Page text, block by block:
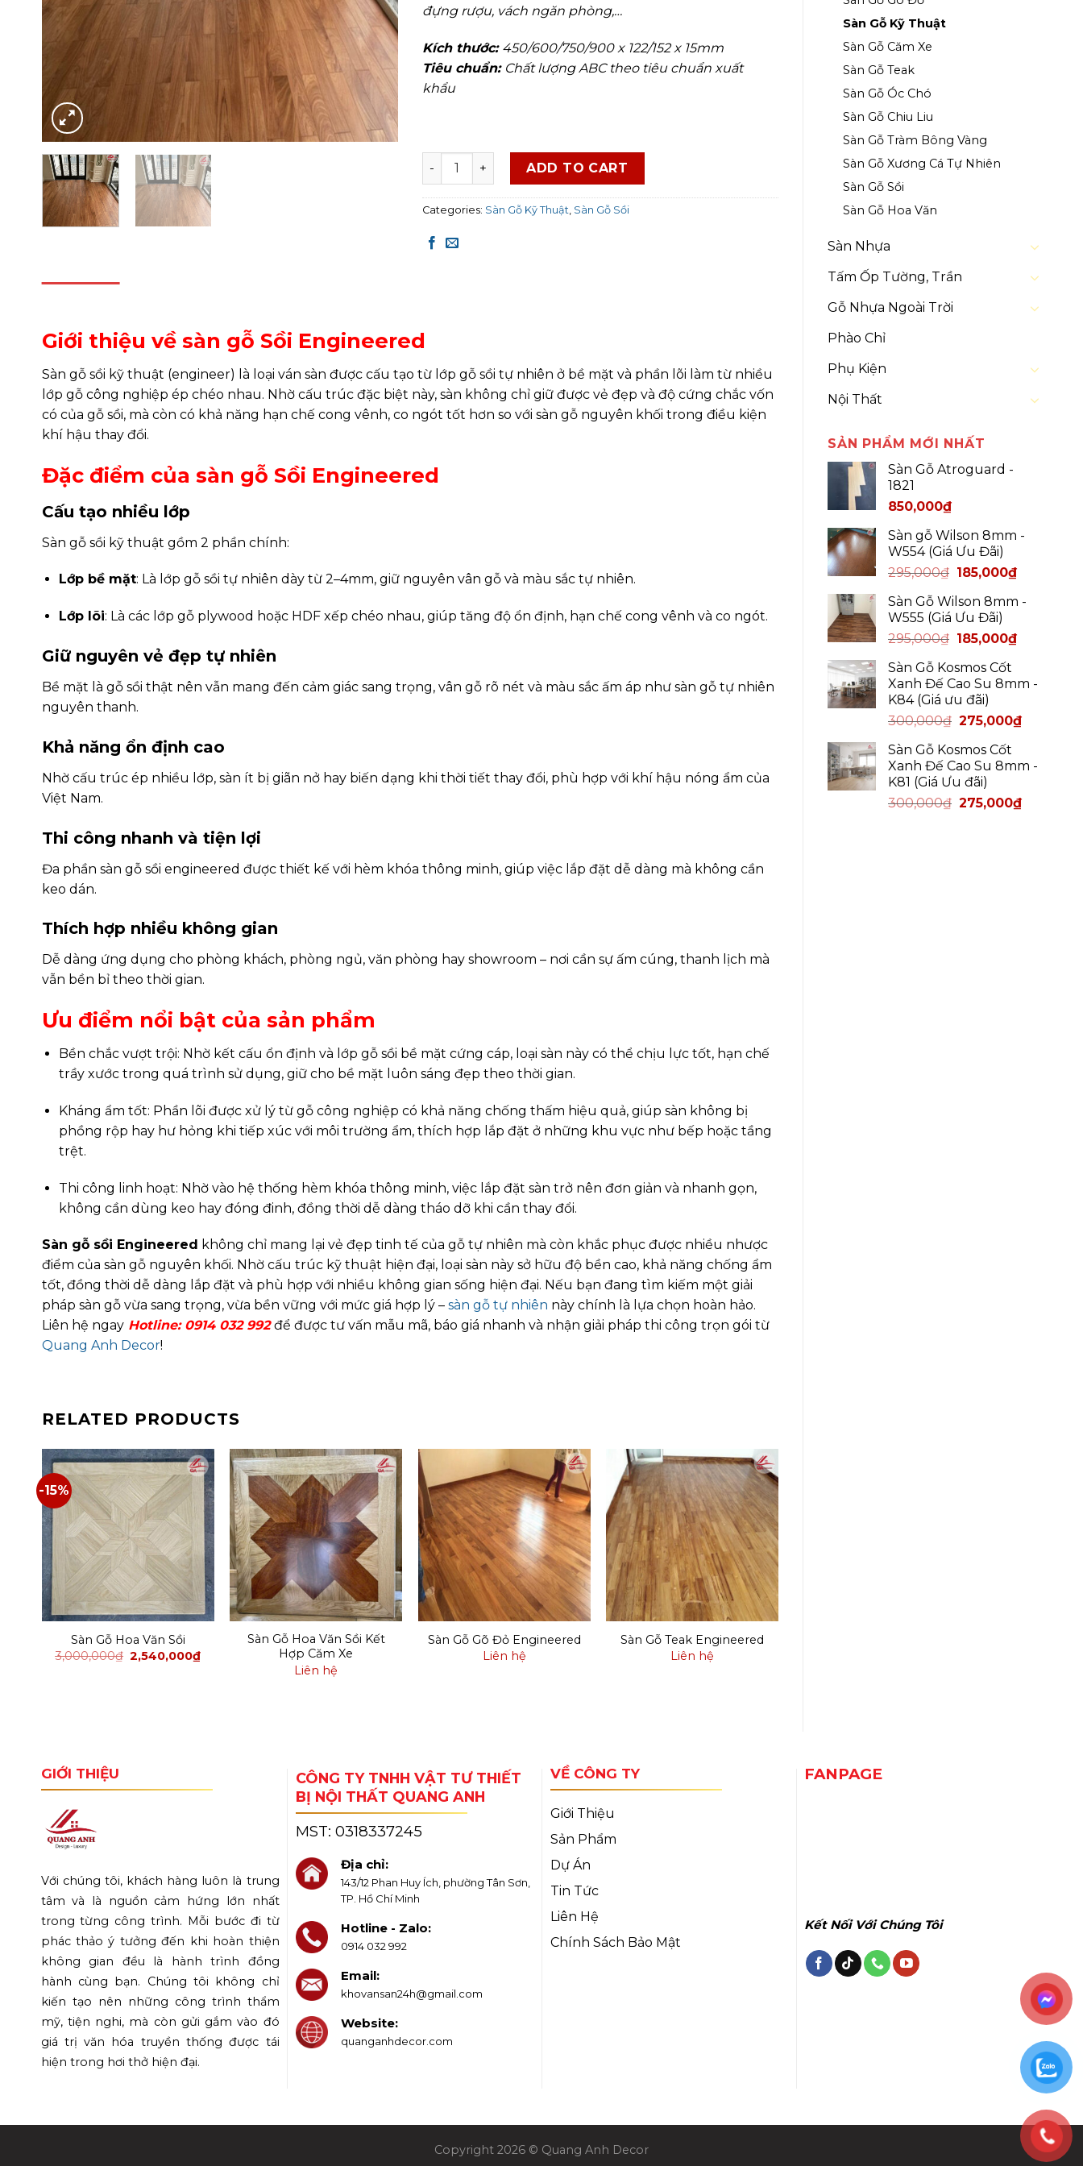
Sàn Gỗ Kỹ Thuật
Sàn Gỗ Căm Xe
Sàn Gỗ Teak
Sàn Gỗ Óc Chó
Sàn Gỗ Chiu Liu
Sàn Gỗ Tràm Bông Vàng
Sàn Gỗ Xương Cá Tự Nhiên
Sàn Gỗ Sồi
Sàn Gỗ Hoa Văn
Sàn Nhựa
Tấm Ốp Tường, Trần
Gỗ Nhựa Ngoài Trời
Phào Chỉ
Phụ Kiện
Nội Thất
SẢN PHẨM MỚI NHẤT
Sàn Gỗ Atroguard -
1821
850,000₫
Sàn gỗ Wilson 8mm -
W554 (Giá Ưu Đãi)
295,000₫ 185,000₫
Sàn Gỗ Wilson 8mm -
W555 (Giá Ưu Đãi)
295,000₫ 185,000₫
Sàn Gỗ Kosmos Cốt
Xanh Đế Cao Su 8mm -
K84 (Giá ưu đãi)
300,000₫ 275,000₫
Sàn Gỗ Kosmos Cốt
Xanh Đế Cao Su 8mm -
K81 (Giá Ưu đãi)
300,000₫ 275,000₫
đựng rượu, vách ngăn phòng,…
Kích thước: 450/600/750/900 x 122/152 x 15mm
Tiêu chuẩn: Chất lượng ABC theo tiêu chuẩn xuất
khẩu
Sàn Gỗ Sồi Engineered quantity
ADD TO CART
Categories: Sàn Gỗ Kỹ Thuật Sàn Gỗ Sồi
Giới thiệu về sàn gỗ Sồi Engineered
Sàn gỗ sồi kỹ thuật (engineer) là loại ván sàn được cấu tạo từ lớp gỗ sồi tự nhiên ở bề mặt và phần lõi làm từ nhiều
lớp gỗ công nghiệp ép chéo nhau. Nhờ cấu trúc đặc biệt này, sàn không chỉ giữ được vẻ đẹp và độ cứng chắc vốn
có của gỗ sồi, mà còn có khả năng hạn chế cong vênh, co ngót tốt hơn so với sàn gỗ nguyên khối trong điều kiện
khí hậu thay đổi.
Đặc điểm của sàn gỗ Sồi Engineered
Cấu tạo nhiều lớp
Sàn gỗ sồi kỹ thuật gồm 2 phần chính:
Lớp bề mặt: Là lớp gỗ sồi tự nhiên dày từ 2–4mm, giữ nguyên vân gỗ và màu sắc tự nhiên.
Lớp lõi: Là các lớp gỗ plywood hoặc HDF xếp chéo nhau, giúp tăng độ ổn định, hạn chế cong vênh và co ngót.
Giữ nguyên vẻ đẹp tự nhiên
Bề mặt là gỗ sồi thật nên vẫn mang đến cảm giác sang trọng, vân gỗ rõ nét và màu sắc ấm áp như sàn gỗ tự nhiên
nguyên thanh.
Khả năng ổn định cao
Nhờ cấu trúc ép nhiều lớp, sàn ít bị giãn nở hay biến dạng khi thời tiết thay đổi, phù hợp với khí hậu nóng ẩm của
Việt Nam.
Thi công nhanh và tiện lợi
Đa phần sàn gỗ sồi engineered được thiết kế với hèm khóa thông minh, giúp việc lắp đặt dễ dàng mà không cần
keo dán.
Thích hợp nhiều không gian
Dễ dàng ứng dụng cho phòng khách, phòng ngủ, văn phòng hay showroom – nơi cần sự ấm cúng, thanh lịch mà
vẫn bền bỉ theo thời gian.
Ưu điểm nổi bật của sản phẩm
Bền chắc vượt trội: Nhờ kết cấu ổn định và lớp gỗ sồi bề mặt cứng cáp, loại sàn này có thể chịu lực tốt, hạn chế
trầy xước trong quá trình sử dụng, giữ cho bề mặt luôn sáng đẹp theo thời gian.
Kháng ẩm tốt: Phần lõi được xử lý từ gỗ công nghiệp có khả năng chống thấm hiệu quả, giúp sàn không bị
phồng rộp hay hư hỏng khi tiếp xúc với môi trường ẩm, thích hợp lắp đặt ở những khu vực như bếp hoặc tầng
trệt.
Thi công linh hoạt: Nhờ vào hệ thống hèm khóa thông minh, việc lắp đặt sàn trở nên đơn giản và nhanh gọn,
không cần dùng keo hay đóng đinh, đồng thời dễ dàng tháo dỡ khi cần thay đổi.
Sàn gỗ sồi Engineered không chỉ mang lại vẻ đẹp tinh tế của gỗ tự nhiên mà còn khắc phục được nhiều nhược
điểm của sàn gỗ nguyên khối. Nhờ cấu trúc kỹ thuật hiện đại, loại sàn này sở hữu độ bền cao, khả năng chống ẩm
tốt, đồng thời dễ dàng lắp đặt và phù hợp với nhiều không gian sống hiện đại. Nếu bạn đang tìm kiếm một giải
pháp sàn gỗ vừa sang trọng, vừa bền vững với mức giá hợp lý – sàn gỗ tự nhiên này chính là lựa chọn hoàn hảo.
Liên hệ ngay Hotline: 0914 032 992để được tư vấn mẫu mã, báo giá nhanh và nhận giải pháp thi công trọn gói từ
Quang Anh Decor!
RELATED PRODUCTS
-15%
Sàn Gỗ Hoa Văn Sồi
3,000,000₫ 2,540,000₫
Sàn Gỗ Hoa Văn Sồi Kết
Hợp Căm Xe
Liên hệ
Sàn Gỗ Gõ Đỏ Engineered
Liên hệ
Sàn Gỗ Teak Engineered
Liên hệ
GIỚI THIỆU
Với chúng tôi, khách hàng luôn là trung
tâm và là nguồn cảm hứng lớn nhất
trong từng công trình. Mỗi bước đi từ
phác thảo ý tưởng đến khi hoàn thiện
không gian đều là hành trình đồng
hành cùng bạn. Chúng tôi không chỉ
kiến tạo nên những công trình thẩm
mỹ, tiện nghi, mà còn gửi gắm vào đó
giá trị văn hóa truyền thống được tái
hiện trong hơi thở hiện đại.
CÔNG TY TNHH VẬT TƯ THIẾT
BỊ NỘI THẤT QUANG ANH
MST:0318337245
Địa chỉ:
143/12 Phan Huy Ích, phường Tân Sơn,
TP. Hồ Chí Minh
Hotline - Zalo:
0914 032 992
Email:
khovansan24h@gmail.com
Website:
quanganhdecor.com
VỀ CÔNG TY
Giới Thiệu
Sản Phẩm
Dự Án
Tin Tức
Liên Hệ
Chính Sách Bảo Mật
FANPAGE
Kết Nối Với Chúng Tôi
Copyright 2026 © Quang Anh Decor